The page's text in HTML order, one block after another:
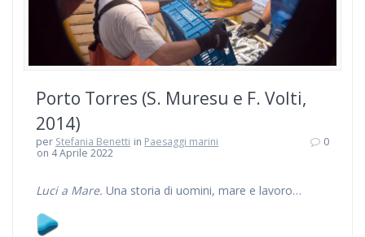
Porto Torres (S. Muresu e F. Volti,
2014)
per Stefania Benetti in Paesaggi marini
on 4 Aprile 2022
0
Luci a Mare. Una storia di uomini, mare e lavoro…